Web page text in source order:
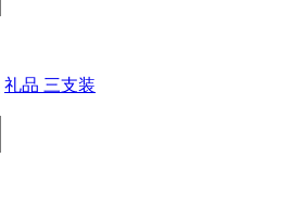
礼品 三支装